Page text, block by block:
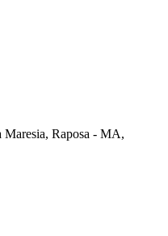
Raposa - MA,